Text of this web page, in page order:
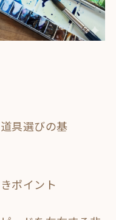
具選びの基
ポイント